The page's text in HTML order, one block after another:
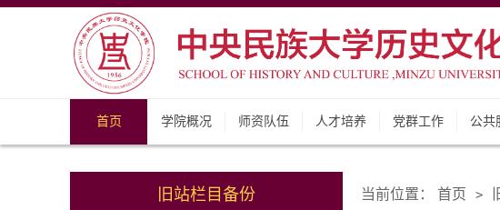
首页 学院概况 师资队伍 人才培养 党群工作 公共
旧站栏目备份 当前位置： 首页 >